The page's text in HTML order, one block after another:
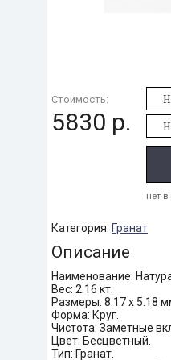
Стоимость:
5830 р.
нет
Категория: Гранат
Описание
Наименование:
Вес: 2.16 кт.
Размеры: 8.17 х 5.18
Форма: Круг.
Чистота: Заметные
Цвет: Бесцветный.
Тип: Гранат.